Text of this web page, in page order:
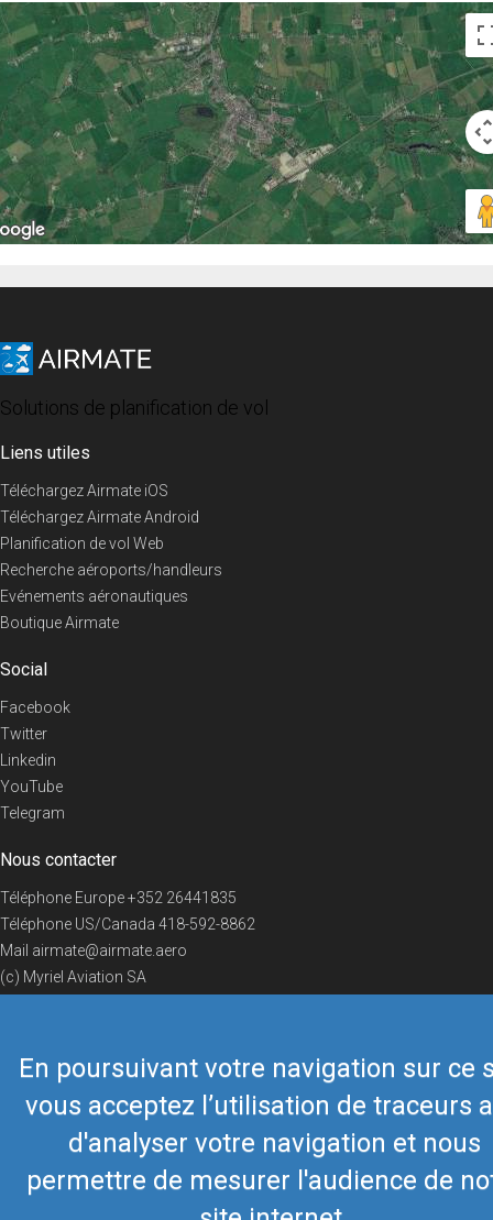
En poursuivant votre navigation sur ce
vous acceptez l’utilisation de traceurs
d'analyser votre navigation et nous
permettre de mesurer l'audience de
Solutions de planification de vol
Liens utiles
Téléchargez Airmate iOS
Téléchargez Airmate Android
Planification de vol Web
Recherche aéroports/handleurs
Evénements aéronautiques
Boutique Airmate
Social
Facebook
Twitter
Linkedin
YouTube
Telegram
Nous contacter
Téléphone Europe+352 26441835
Téléphone US/Canada 418-592-8862
Mail airmate@airmate.aero
(c) Myriel Aviation SA
© 2019 Airmate -Conditions d'utilisation- Vie privée Back to top